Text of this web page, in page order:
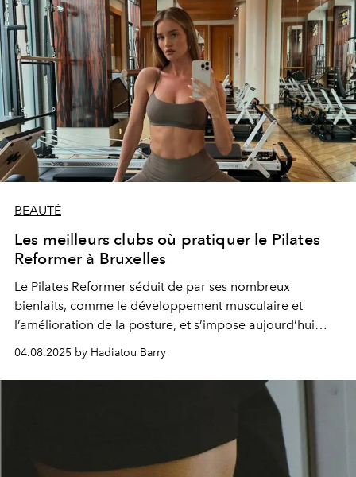
BEAUTÉ
Les meilleurs clubs où pratiquer le Pilates
Reformer à Bruxelles
Le Pilates Reformer séduit de par ses nombreux
bienfaits, comme le développement musculaire et
l’amélioration de la posture, et s’impose aujourd’hui
pratiquer à Bruxelles.
04.08.2025 by Hadiatou Barry